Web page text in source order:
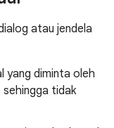
atau jendela
yang diminta oleh
tidak